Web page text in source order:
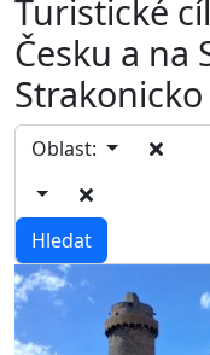
Turistické
Česku a na
Strakonicko
Oblast: